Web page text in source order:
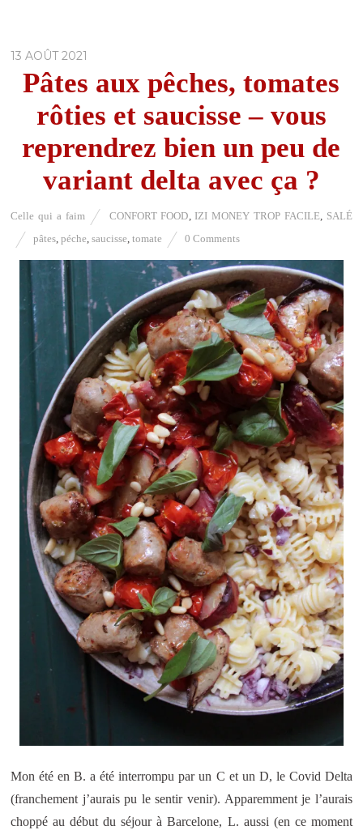
13 AOÛT 2021
Pâtes aux pêches, tomates
rôties et saucisse – vous
reprendrez bien un peu de
variant delta avec ça ?
Celle qui a faim CONFORT FOOD, IZI MONEY TROP FACILE, SALÉ
pâtes,péche,saucisse,tomate 0 Comments
Mon été en B. a été interrompu par un C et un D, le Covid Delta
(franchement j’aurais pu le sentir venir). Apparemment je l’aurais
choppé au début du séjour à Barcelone, L. aussi (en ce moment